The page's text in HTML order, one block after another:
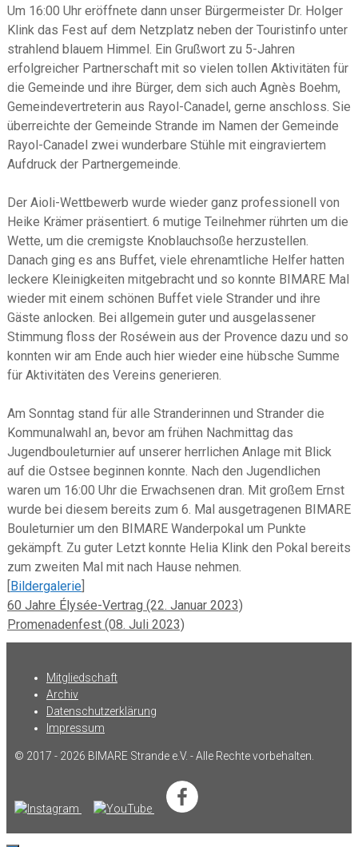
Um 16:00 Uhr eröffnete dann unser Bürgermeister Dr. Holger
Klink das Fest auf dem Netzplatz neben der Touristinfo unter
strahlend blauem Himmel. Ein Grußwort zu 5-Jahren
erfolgreicher Partnerschaft mit so vielen tollen Aktivitäten für
die Gemeinde und ihre Bürger, dem sich auch Agnès Boehm,
Gemeindevertreterin aus Rayol-Canadel, gerne anschloss. Sie
überreichte der Gemeinde Strande im Namen der Gemeinde
Rayol-Canadel zwei wunderbare Stühle mit eingraviertem
Aufdruck der Partnergemeinde.
Der Aioli-Wettbewerb wurde wieder ganz professionell von
Heike Krämer präsentiert. 6 mutige Teilnehmer rührten um die
Wette, um die cremigste Knoblauchsoße herzustellen.
Danach ging es ans Buffet, viele ehrenamtliche Helfer hatten
leckere Kleinigkeiten mitgebracht und so konnte BIMARE Mal
wieder mit einem schönen Buffet viele Strander und ihre
Gäste anlocken. Bei allgemein guter und ausgelassener
Stimmung floss der Roséwein aus der Provence dazu und so
konnten wir am Ende auch hier wieder eine hübsche Summe
für Aktivitäten des Vereins generieren.
Am Sonntag stand für alle Stranderinnen und Strander die
Kommunalwahl an, bevor am frühen Nachmittag das
Jugendbouleturnier auf unserer herrlichen Anlage mit Blick
auf die Ostsee beginnen konnte. Nach den Jugendlichen
waren um 16:00 Uhr die Erwachsenen dran. Mit großem Ernst
wurde bei diesem bereits zum 6. Mal ausgetragenen BIMARE
Bouleturnier um den BIMARE Wanderpokal um Punkte
gekämpft. Zu guter Letzt konnte Helia Klink den Pokal bereits
zum zweiten Mal mit nach Hause nehmen.
[Bildergalerie]
60 Jahre Élysée-Vertrag (22. Januar 2023)
Promenadenfest (08. Juli 2023)
Mitgliedschaft
Archiv
Datenschutzerklärung
Impressum
© 2017 - 2026 BIMARE Strande e.V. - Alle Rechte vorbehalten.